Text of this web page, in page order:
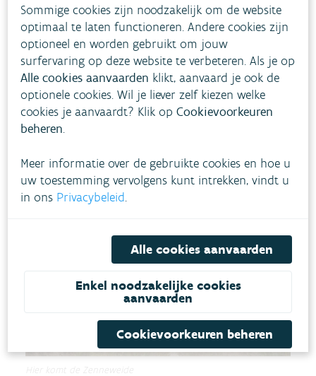
projectsteun voor toegankelijk groen in de
Groene Rand van het Agentschap voor Natuur en
Bos en het Agentschap Binnenlands Bestuur
(Vlaamse Randfonds) (793.913,60 euro) en op
steun van het Departement Omgeving (673.506
euro).
Sommige cookies zijn noodzakelijk om de website
optimaal te laten functioneren. Andere cookies zijn
optioneel en worden gebruikt om jouw
surfervaring op deze website te verbeteren. Als je op
Alle cookies aanvaarden klikt, aanvaard je ook de
optionele cookies. Wil je liever zelf kiezen welke
cookies je aanvaardt? Klik opCookievoorkeuren
beheren.
Meer informatie over de gebruikte cookies en hoe u
uw toestemming vervolgens kunt intrekken, vindt u
in ons Privacybeleid.
Alle cookies aanvaarden
Enkel noodzakelijke cookies
aanvaarden
Cookievoorkeuren beheren